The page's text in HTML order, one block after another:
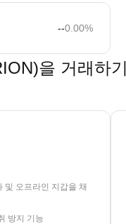
--0.00%
을 거래하
및 오프라인 지갑을 채
방지 기능